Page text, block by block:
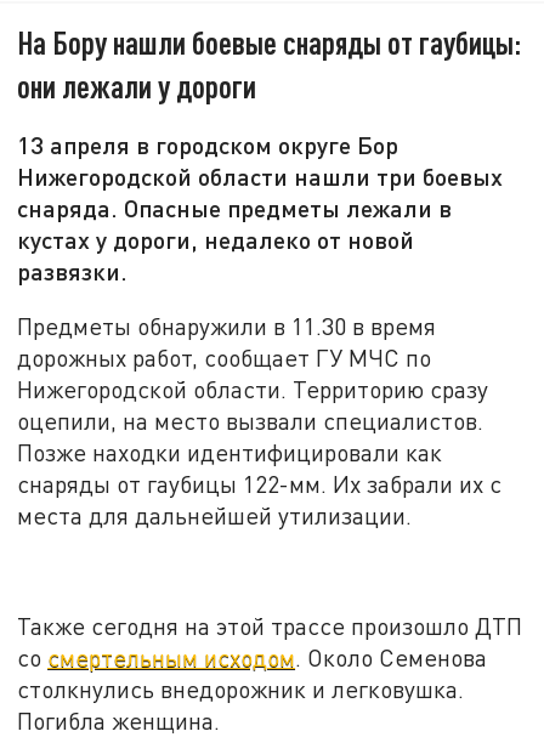
На Бору нашли боевые снаряды от гаубицы:
они лежали у дороги
13 апреля в городском округе Бор
Нижегородской области нашли три боевых
снаряда. Опасные предметы лежали в
кустах у дороги, недалеко от новой
развязки.
Предметы обнаружили в 11.30 в время
дорожных работ, сообщает ГУ МЧС по
Нижегородской области. Территорию сразу
оцепили, на место вызвали специалистов.
Позже находки идентифицировали как
снаряды от гаубицы 122-мм. Их забрали их с
места для дальнейшей утилизации.
Также сегодня на этой трассе произошло ДТП
со смертельным исходом. Около Семенова
столкнулись внедорожник и легковушка.
Погибла женщина.